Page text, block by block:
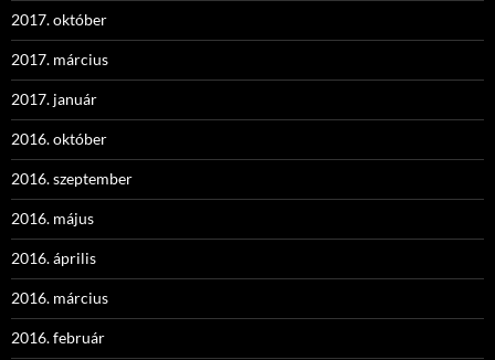
2017. október
2017. március
2017. január
2016. október
2016. szeptember
2016. május
2016. április
2016. március
2016. február